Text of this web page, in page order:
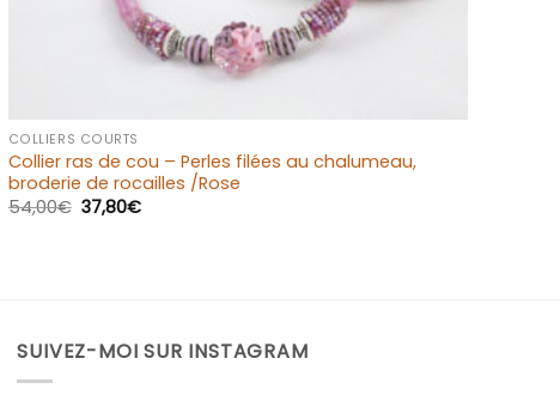
COLLIERS COURTS
Collier ras de cou – Perles filées au chalumeau,
broderie de rocailles /Rose
54,00€ 37,80€
SUIVEZ-MOI SUR INSTAGRAM